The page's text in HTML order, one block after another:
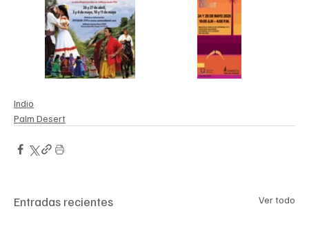
Indio
Palm Desert
Entradas recientes Ver todo